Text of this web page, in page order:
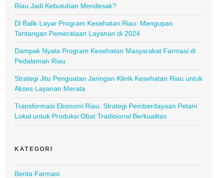
Riau Jadi Kebutuhan Mendesak?
Di Balik Layar Program Kesehatan Riau: Mengupas
Tantangan Pemerataan Layanan di 2024
Dampak Nyata Program Kesehatan Masyarakat Farmasi di
Pedalaman Riau
Strategi Jitu Penguatan Jaringan Klinik Kesehatan Riau untuk
Akses Layanan Merata
Transformasi Ekonomi Riau: Strategi Pemberdayaan Petani
Lokal untuk Produksi Obat Tradisional Berkualitas
KATEGORI
Berita Farmasi